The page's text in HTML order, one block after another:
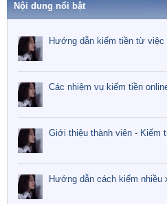
Nội dung nổi bật
Hướng dẫn kiếm tiền từ việc
Các nhiệm vụ kiếm tiền
Giới thiệu thành viên - Kiếm
Hướng dẫn cách kiếm